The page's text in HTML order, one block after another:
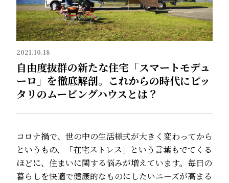
2021.10.18
自由度抜群の新たな住宅「スマートモデュ
ーロ」を徹底解剖。これからの時代にピッ
タリのムービングハウスとは？
コロナ禍で、世の中の生活様式が大きく変わってから
というもの、「在宅ストレス」という言葉もでてくる
ほどに、住まいに関する悩みが増えています。毎日の
暮らしを快適で健康的なものにしたいニーズが高まる